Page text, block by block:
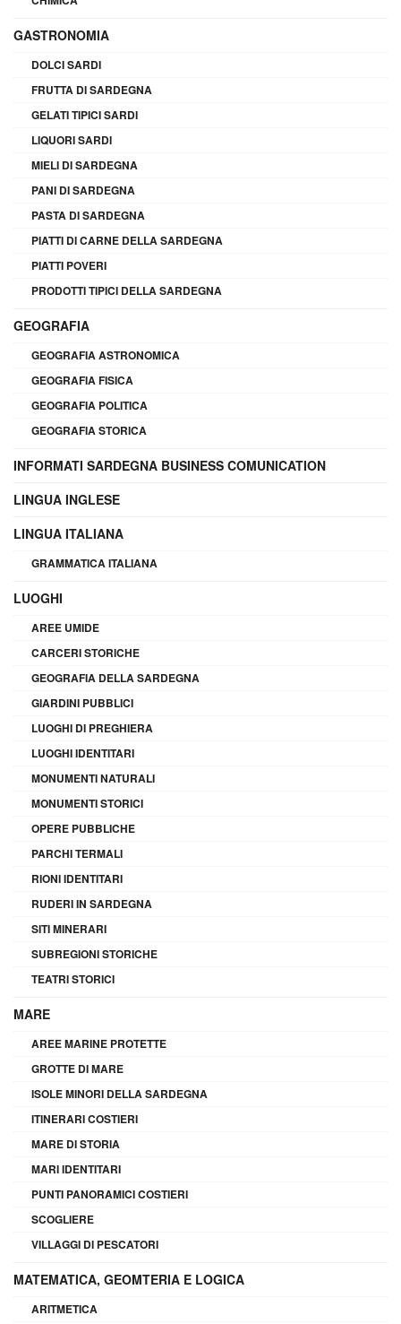
GASTRONOMIA
DOLCI SARDI
FRUTTA DI SARDEGNA
GELATI TIPICI SARDI
LIQUORI SARDI
MIELI DI SARDEGNA
PANI DI SARDEGNA
PASTA DI SARDEGNA
PIATTI DI CARNE DELLA SARDEGNA
PIATTI POVERI
PRODOTTI TIPICI DELLA SARDEGNA
GEOGRAFIA
GEOGRAFIA ASTRONOMICA
GEOGRAFIA FISICA
GEOGRAFIA POLITICA
GEOGRAFIA STORICA
INFORMATI SARDEGNA BUSINESS COMUNICATION
LINGUA INGLESE
LINGUA ITALIANA
GRAMMATICA ITALIANA
LUOGHI
AREE UMIDE
CARCERI STORICHE
GEOGRAFIA DELLA SARDEGNA
GIARDINI PUBBLICI
LUOGHI DI PREGHIERA
LUOGHI IDENTITARI
MONUMENTI NATURALI
MONUMENTI STORICI
OPERE PUBBLICHE
PARCHI TERMALI
RIONI IDENTITARI
RUDERI IN SARDEGNA
SITI MINERARI
SUBREGIONI STORICHE
TEATRI STORICI
MARE
AREE MARINE PROTETTE
GROTTE DI MARE
ISOLE MINORI DELLA SARDEGNA
ITINERARI COSTIERI
MARE DI STORIA
MARI IDENTITARI
PUNTI PANORAMICI COSTIERI
SCOGLIERE
VILLAGGI DI PESCATORI
MATEMATICA, GEOMTERIA E LOGICA
ARITMETICA